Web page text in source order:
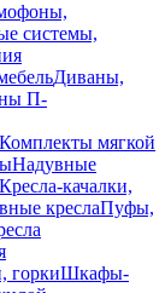
системы,
Диваны,
П-
Комплекты мягкой
Надувные
Кресла-качалки,
креслаПуфы,
горкиШкафы-